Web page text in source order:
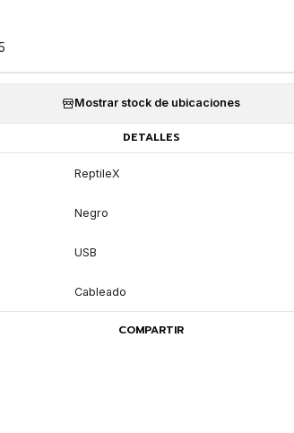
Mostrar stock de ubicaciones
DETALLES
ReptileX
Negro
USB
Cableado
COMPARTIR